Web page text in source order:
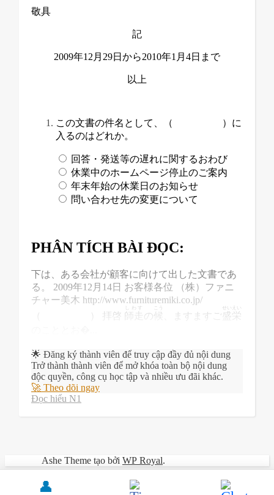
敬具
記
2009年12月29日から2010年1月4日まで
以上
この文書の件名として、（ ）に
入るのはどれか。
回答・発送等の遅れに関するおわび
休業中のホームページ停止のご案内
年末年始の休業日のお知らせ
問い合わせ先の変更について
PHÂN TÍCH BÀI ĐỌC:
下は、ある会社が顧客に向けて出した文書であ
る。
2009年12月14日 お客様各位
（株）ファニ
チャー美木 http://www.furnituremiki.co.jp/
（ ）
拝啓 師走
しわす
の候
こう
、ますますご 盛栄
せいえい
🌟 Đăng ký thành viên để truy cập đầy đủ nội dung
Trở thành thành viên để mở khóa toàn bộ nội dung
độc quyền, công cụ học tập và nhiều ưu đãi khác.
🚀 Theo dõi ngay
Đọc hiểu N1
Ashe Theme tạo bởi WP Royal.
👤